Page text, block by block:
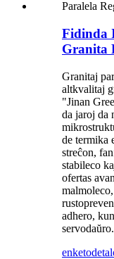
Fidinda
Granita
Granitaj
altkvalitaj
"Jinan
da jaroj da
de termika
streĉon,
stabileco
ofertas
adhero,
servodaŭro.
enketo